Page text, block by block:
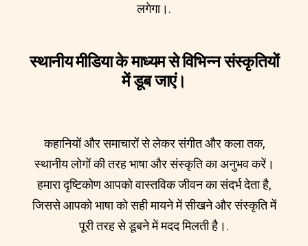
लगेगा।.
स्थानीय मीडिया के माध्यम से विभिन्न संस्कृतियों
में डूब जाएं।
कहानियों और समाचारों से लेकर संगीत और कला तक,
स्थानीय लोगों की तरह भाषा और संस्कृति का अनुभव करें।
हमारा दृष्टिकोण आपको वास्तविक जीवन का संदर्भ देता है,
जिससे आपको भाषा को सही मायने में सीखने और संस्कृति में
पूरी तरह से डूबने में मदद मिलती है।.